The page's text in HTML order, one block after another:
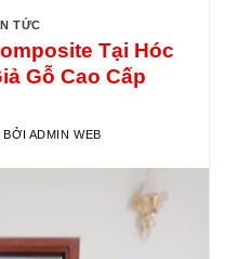
TỨC
Tại Hóc
Gỗ Cao Cấp
BỞI ADMIN WEB